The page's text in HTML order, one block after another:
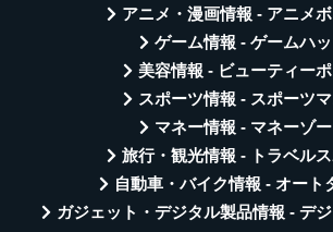
アニメ・漫画情報 - アニメ
ゲーム情報 - ゲームハッ
美容情報 - ビューティーポ
スポーツ情報 - スポーツ
マネー情報 - マネーゾ
旅行・観光情報 - トラベルス
自動車・バイク情報 - オート
ガジェット・デジタル製品情報 - デ